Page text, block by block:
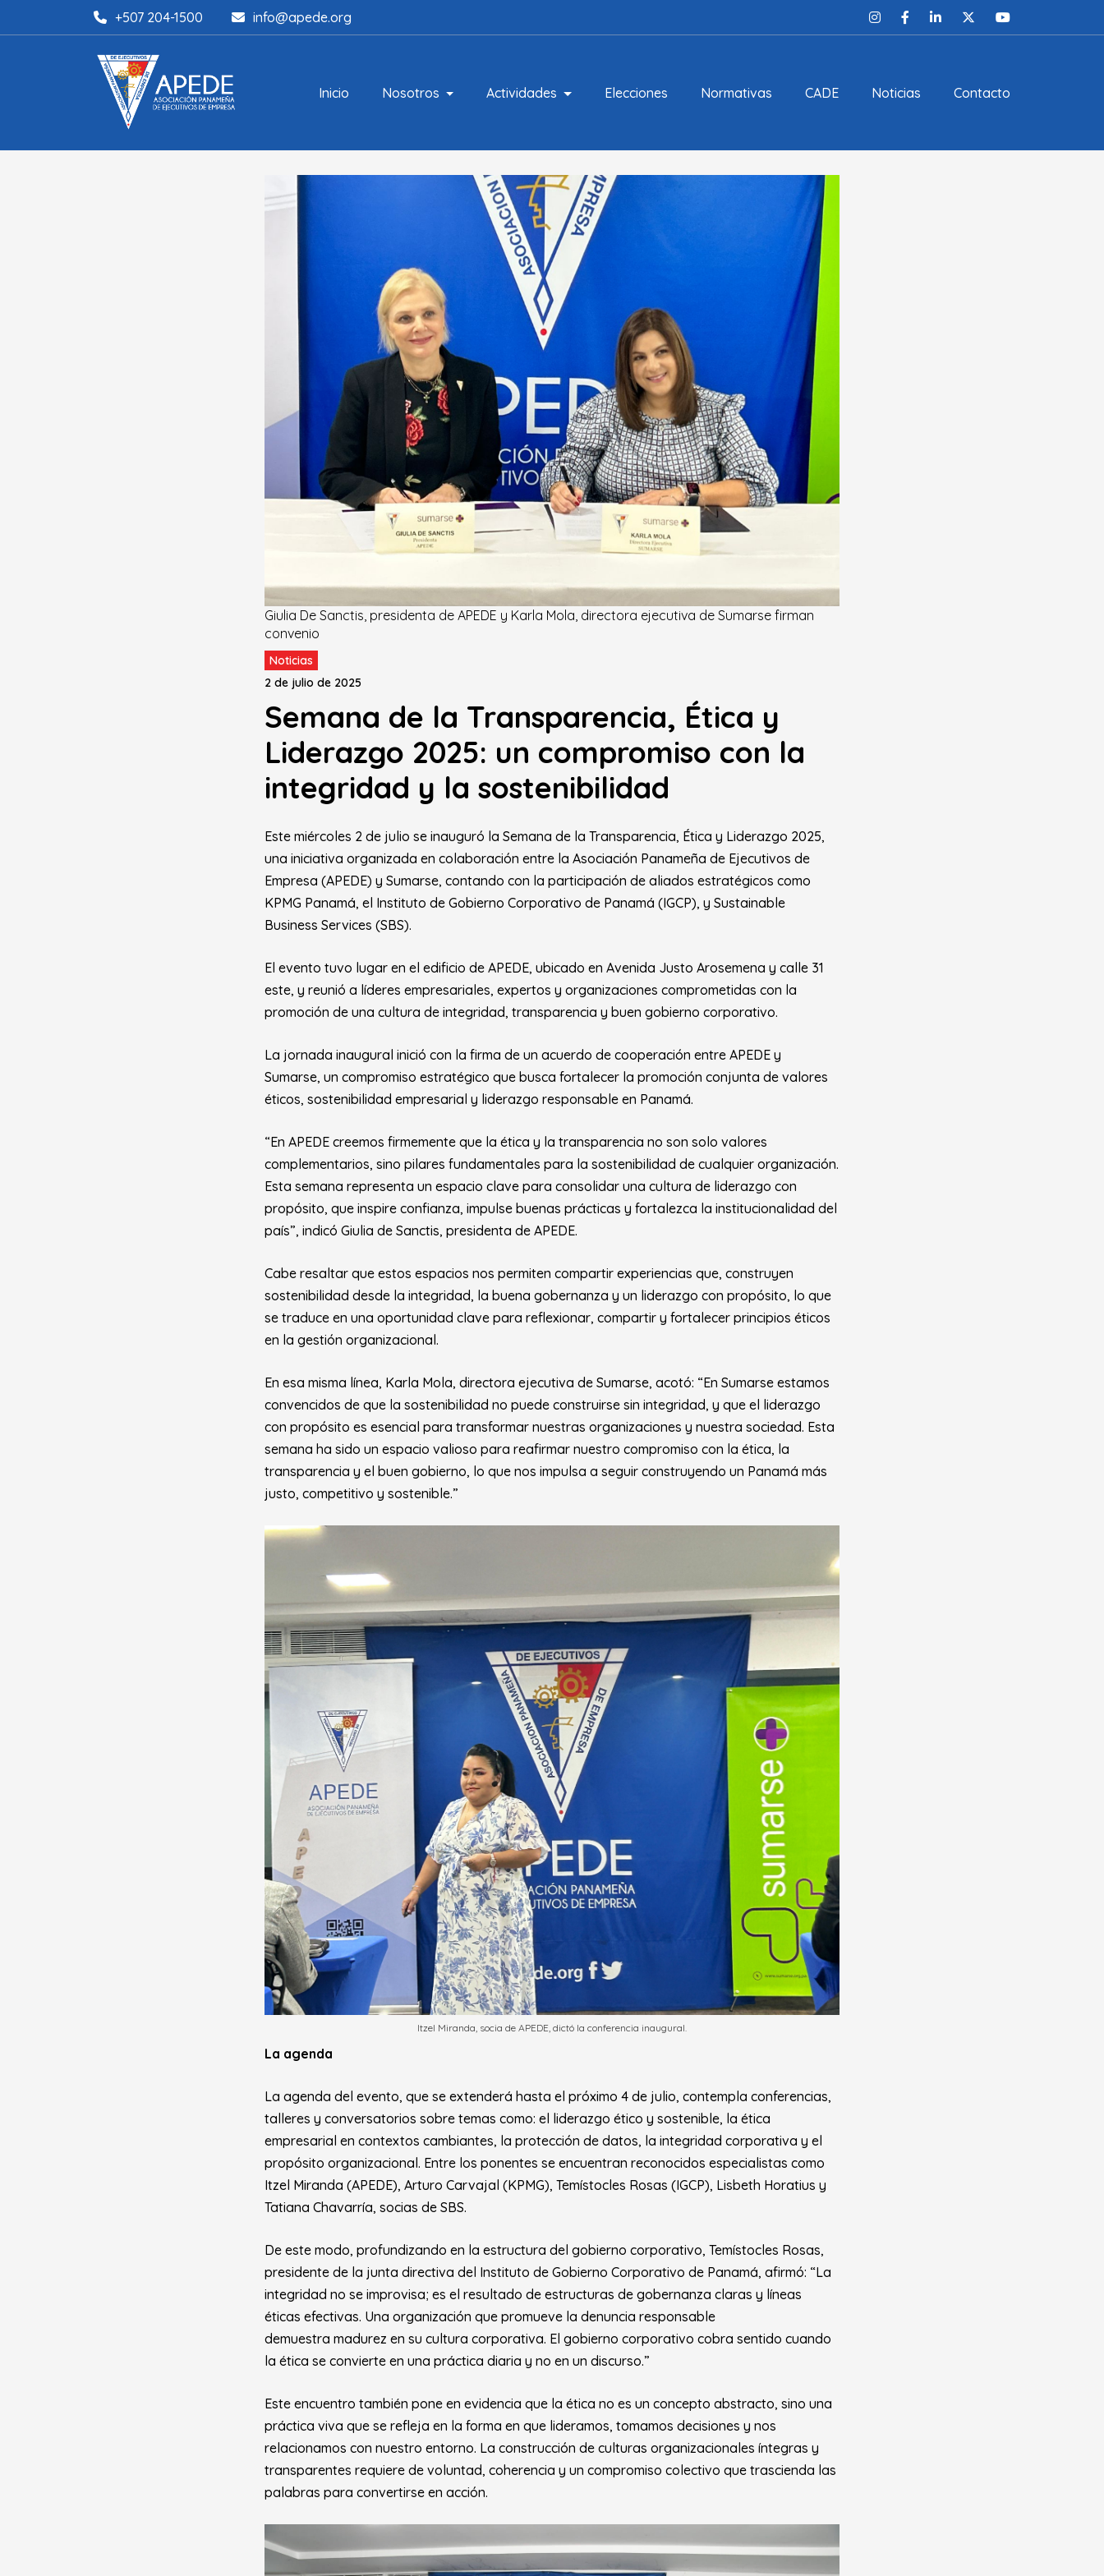
+507 204-1500 info@apede.org
Inicio Nosotros Actividades Elecciones Normativas CADE Noticias Contacto
Giulia De Sanctis, presidenta de APEDE y Karla Mola, directora ejecutiva de Sumarse firman
convenio
Noticias
2 de julio de 2025
Semana de la Transparencia, Ética y
Liderazgo 2025: un compromiso con la
integridad y la sostenibilidad
Este miércoles 2 de julio se inauguró la Semana de la Transparencia, Ética y Liderazgo 2025,
una iniciativa organizada en colaboración entre la Asociación Panameña de Ejecutivos de
Empresa (APEDE) y Sumarse, contando con la participación de aliados estratégicos como
KPMG Panamá, el Instituto de Gobierno Corporativo de Panamá (IGCP), y Sustainable
Business Services (SBS).
El evento tuvo lugar en el edificio de APEDE, ubicado en Avenida Justo Arosemena y calle 31
este, y reunió a líderes empresariales, expertos y organizaciones comprometidas con la
promoción de una cultura de integridad, transparencia y buen gobierno corporativo.
La jornada inaugural inició con la firma de un acuerdo de cooperación entre APEDE y
Sumarse, un compromiso estratégico que busca fortalecer la promoción conjunta de valores
éticos, sostenibilidad empresarial y liderazgo responsable en Panamá.
“En APEDE creemos firmemente que la ética y la transparencia no son solo valores
complementarios, sino pilares fundamentales para la sostenibilidad de cualquier organización.
Esta semana representa un espacio clave para consolidar una cultura de liderazgo con
propósito, que inspire confianza, impulse buenas prácticas y fortalezca la institucionalidad del
país”, indicó Giulia de Sanctis, presidenta de APEDE.
Cabe resaltar que estos espacios nos permiten compartir experiencias que, construyen
sostenibilidad desde la integridad, la buena gobernanza y un liderazgo con propósito, lo que
se traduce en una oportunidad clave para reflexionar, compartir y fortalecer principios éticos
en la gestión organizacional.
En esa misma línea, Karla Mola, directora ejecutiva de Sumarse, acotó: “En Sumarse estamos
convencidos de que la sostenibilidad no puede construirse sin integridad, y que el liderazgo
con propósito es esencial para transformar nuestras organizaciones y nuestra sociedad. Esta
semana ha sido un espacio valioso para reafirmar nuestro compromiso con la ética, la
transparencia y el buen gobierno, lo que nos impulsa a seguir construyendo un Panamá más
justo, competitivo y sostenible.”
Itzel Miranda, socia de APEDE, dictó la conferencia inaugural.
La agenda
La agenda del evento, que se extenderá hasta el próximo 4 de julio, contempla conferencias,
talleres y conversatorios sobre temas como: el liderazgo ético y sostenible, la ética
empresarial en contextos cambiantes, la protección de datos, la integridad corporativa y el
propósito organizacional. Entre los ponentes se encuentran reconocidos especialistas como
Itzel Miranda (APEDE), Arturo Carvajal (KPMG), Temístocles Rosas (IGCP), Lisbeth Horatius y
Tatiana Chavarría, socias de SBS.
De este modo, profundizando en la estructura del gobierno corporativo, Temístocles Rosas,
presidente de la junta directiva del Instituto de Gobierno Corporativo de Panamá, afirmó: “La
integridad no se improvisa; es el resultado de estructuras de gobernanza claras y líneas
éticas efectivas. Una organización que promueve la denuncia responsable
demuestra madurez en su cultura corporativa. El gobierno corporativo cobra sentido cuando
la ética se convierte en una práctica diaria y no en un discurso.”
Este encuentro también pone en evidencia que la ética no es un concepto abstracto, sino una
práctica viva que se refleja en la forma en que lideramos, tomamos decisiones y nos
relacionamos con nuestro entorno. La construcción de culturas organizacionales íntegras y
transparentes requiere de voluntad, coherencia y un compromiso colectivo que trascienda las
palabras para convertirse en acción.